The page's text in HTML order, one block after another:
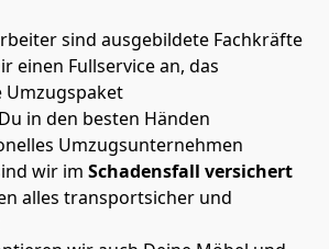
sind ausgebildete Fachkräfte
einen Fullservice an, das
in den besten Händen
Umzugsunternehmen
wir im Schadensfall versichert
alles transportsicher und